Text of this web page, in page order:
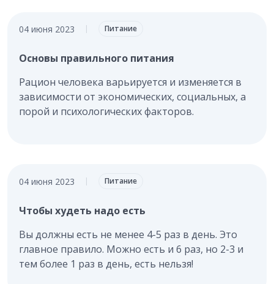
04 июня 2023 Питание
Основы правильного питания
Рацион человека варьируется и изменяется в
зависимости от экономических, социальных, а
порой и психологических факторов.
04 июня 2023 | Питание
Чтобы худеть надо есть
Вы должны есть не менее 4-5 раз в день. Это
главное правило. Можно есть и 6 раз, но 2-3 и
тем более 1 раз в день, есть нельзя!